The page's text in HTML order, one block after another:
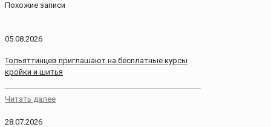
Похожие записи
05.08.2026
Тольяттинцев приглашают на бесплатные курсы
кройки и шитья
Читать далее
28.07.2026